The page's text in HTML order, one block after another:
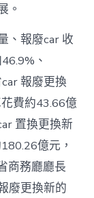
。
、報廢car 收
、
報廢更換
費約43.66億
置換更換新
億元，
商務廳廳長
廢更換新的